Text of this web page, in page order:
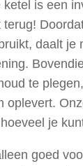
ketel is een
terug!
daalt je
te
oplevert.
je
goed